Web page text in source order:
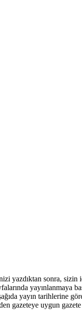
yazdıktan sonra,
yayınlanmaya
yayın tarihlerine
gazeteye uygun